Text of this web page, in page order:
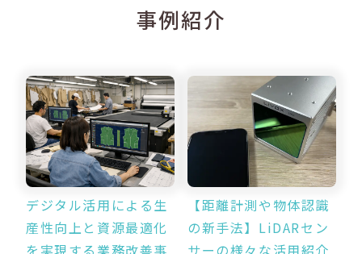
事例紹介
デジタル活用による生
産性向上と資源最適化
を実現する業務改善事
【距離計測や物体認識
の新手法】LiDARセン
サーの様々な活用紹介